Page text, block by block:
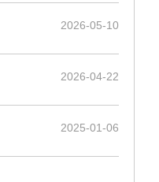
2026-05-10
2026-04-22
2025-01-06